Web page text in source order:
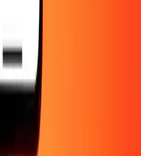
de l'argent en
affilié
les cookies
la fraudeCentre d'aide